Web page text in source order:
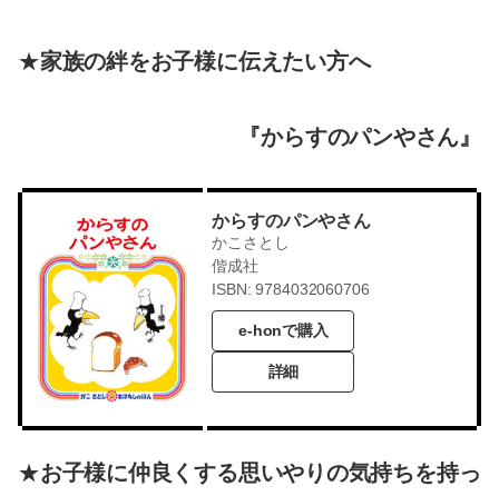
★家族の絆をお子様に伝えたい方へ
『からすのパンやさん』
からすのパンやさん
かこさとし
偕成社
ISBN: 9784032060706
e-honで購入
詳細
★お子様に仲良くする思いやりの気持ちを持っ